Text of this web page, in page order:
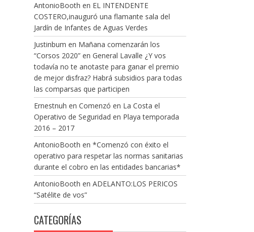
AntonioBooth en EL INTENDENTE
COSTERO,inauguró una flamante sala del
Jardín de Infantes de Aguas Verdes
Justinbum en Mañana comenzarán los
“Corsos 2020” en General Lavalle ¿Y vos
todavía no te anotaste para ganar el premio
de mejor disfraz? Habrá subsidios para todas
las comparsas que participen
Ernestnuh en Comenzó en La Costa el
Operativo de Seguridad en Playa temporada
2016 – 2017
AntonioBooth en *Comenzó con éxito el
operativo para respetar las normas sanitarias
durante el cobro en las entidades bancarias*
AntonioBooth en ADELANTO:LOS PERICOS
“Satélite de vos”
CATEGORÍAS